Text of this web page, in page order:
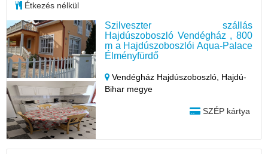
Szilveszter szállás
Hajdúszoboszló Vendégház , 800
m a Hajdúszoboszlói Aqua-Palace
Élményfürdő
Vendégház Hajdúszoboszló, Hajdú-
Bihar megye
SZÉP kártya
Étkezés nélkül